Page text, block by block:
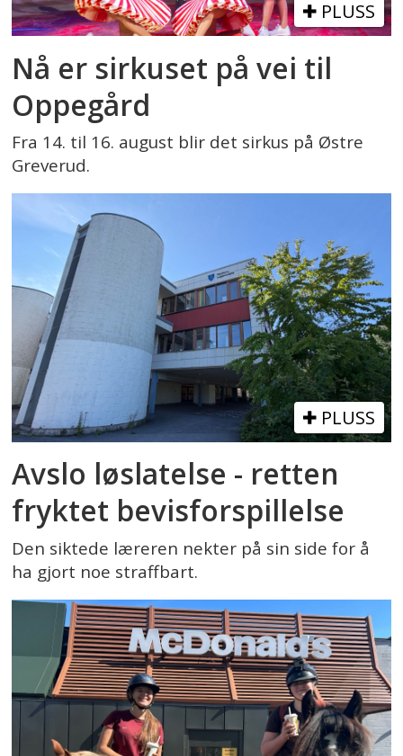
PLUSS
Nå er sirkuset på vei til
Oppegård
Fra 14. til 16. august blir det sirkus på Østre
Greverud.
PLUSS
Avslo løslatelse - retten
fryktet bevisforspillelse
Den siktede læreren nekter på sin side for å
ha gjort noe straffbart.